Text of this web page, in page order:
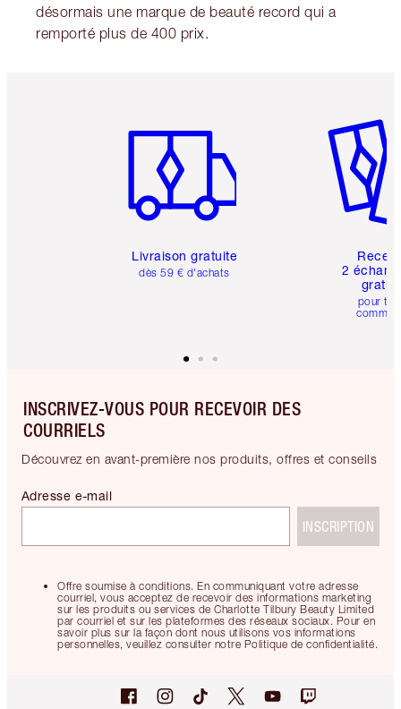
désormais une marque de beauté record qui a
remporté plus de 400 prix.
Livraison gratuite
dès 59 € d'achats
2
pour
INSCRIVEZ-VOUS POUR RECEVOIR DES
COURRIELS
Découvrez en avant-première nos produits, offres et conseils
Offre soumise à conditions. En communiquant votre adresse
courriel, vous acceptez de recevoir des informations marketing
sur les produits ou services de Charlotte Tilbury Beauty Limited
par courriel et sur les plateformes des réseaux sociaux. Pour en
savoir plus sur la façon dont nous utilisons vos informations
personnelles, veuillez consulter notre Politique de confidentialité.
Adresse e-mail
INSCRIPTION